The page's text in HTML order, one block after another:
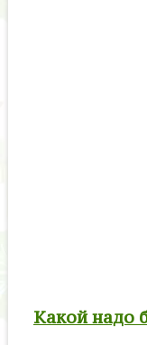
Какой надо